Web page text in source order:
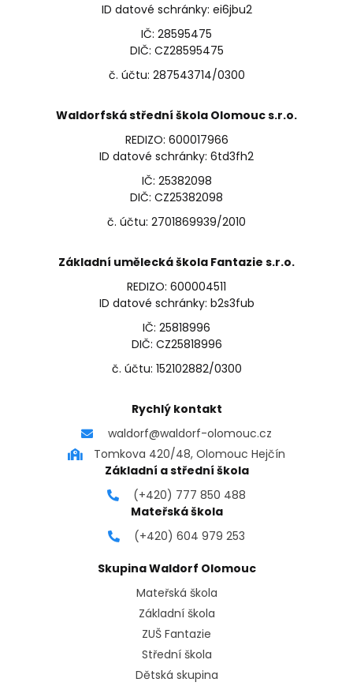
ID datové schránky: ei6jbu2
IČ: 28595475
DIČ: CZ28595475
č. účtu: 287543714/0300
Waldorfská střední škola Olomouc s.r.o.
REDIZO: 600017966
ID datové schránky: 6td3fh2
IČ: 25382098
DIČ: CZ25382098
č. účtu: 2701869939/2010
Základní umělecká škola Fantazie s.r.o.
REDIZO: 600004511
ID datové schránky: b2s3fub
IČ: 25818996
DIČ: CZ25818996
č. účtu: 152102882/0300
Rychlý kontakt
waldorf@waldorf-olomouc.cz
Tomkova 420/48, Olomouc Hejčín
Základní a střední škola
(+420) 777 850 488
Mateřská škola
(+420) 604 979 253
Skupina Waldorf Olomouc
Mateřská škola
Základní škola
ZUŠ Fantazie
Střední škola
Dětská skupina